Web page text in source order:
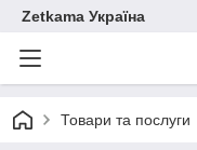
Zetkama Україна
Товари та послуги